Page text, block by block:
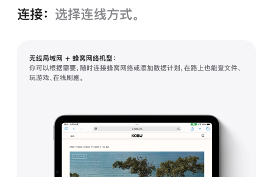
连接： 选择连线方式。
无线局域网 + 蜂窝网络机型：
你可以根据需要，随时连接蜂窝网络或添加数据计划，在路上也能查文件、
玩游戏、在线刷剧。